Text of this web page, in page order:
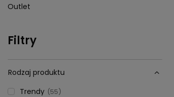
Outlet
Filtry
Rodzaj produktu
Trendy
55